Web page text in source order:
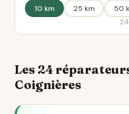
10 km 25 km 50
Les 24
Coignières